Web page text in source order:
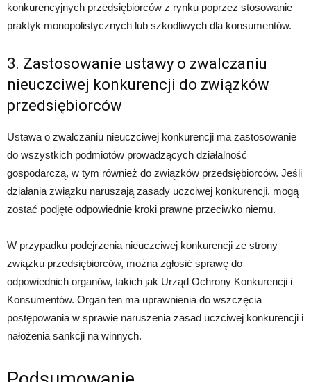
konkurencyjnych przedsiębiorców z rynku poprzez stosowanie
praktyk monopolistycznych lub szkodliwych dla konsumentów.
3. Zastosowanie ustawy o zwalczaniu
nieuczciwej konkurencji do związków
przedsiębiorców
Ustawa o zwalczaniu nieuczciwej konkurencji ma zastosowanie
do wszystkich podmiotów prowadzących działalność
gospodarczą, w tym również do związków przedsiębiorców. Jeśli
działania związku naruszają zasady uczciwej konkurencji, mogą
zostać podjęte odpowiednie kroki prawne przeciwko niemu.
W przypadku podejrzenia nieuczciwej konkurencji ze strony
związku przedsiębiorców, można zgłosić sprawę do
odpowiednich organów, takich jak Urząd Ochrony Konkurencji i
Konsumentów. Organ ten ma uprawnienia do wszczęcia
postępowania w sprawie naruszenia zasad uczciwej konkurencji i
nałożenia sankcji na winnych.